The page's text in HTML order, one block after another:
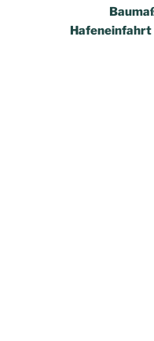
Hafeneinfahrt